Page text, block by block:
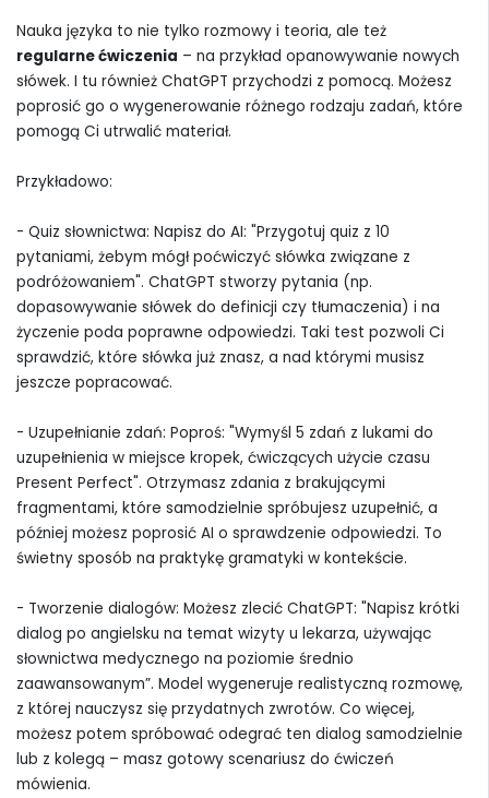
Nauka języka to nie tylko rozmowy i teoria, ale też
regularne ćwiczenia – na przykład opanowywanie nowych
słówek. I tu również ChatGPT przychodzi z pomocą. Możesz
poprosić go o wygenerowanie różnego rodzaju zadań, które
pomogą Ci utrwalić materiał.
Przykładowo:
- Quiz słownictwa: Napisz do AI: "Przygotuj quiz z 10
pytaniami, żebym mógł poćwiczyć słówka związane z
podróżowaniem". ChatGPT stworzy pytania (np.
dopasowywanie słówek do definicji czy tłumaczenia) i na
życzenie poda poprawne odpowiedzi. Taki test pozwoli Ci
sprawdzić, które słówka już znasz, a nad którymi musisz
jeszcze popracować.
- Uzupełnianie zdań: Poproś: "Wymyśl 5 zdań z lukami do
uzupełnienia w miejsce kropek, ćwiczących użycie czasu
Present Perfect". Otrzymasz zdania z brakującymi
fragmentami, które samodzielnie spróbujesz uzupełnić, a
później możesz poprosić AI o sprawdzenie odpowiedzi. To
świetny sposób na praktykę gramatyki w kontekście.
- Tworzenie dialogów: Możesz zlecić ChatGPT: "Napisz krótki
dialog po angielsku na temat wizyty u lekarza, używając
słownictwa medycznego na poziomie średnio
zaawansowanym”. Model wygeneruje realistyczną rozmowę,
z której nauczysz się przydatnych zwrotów. Co więcej,
możesz potem spróbować odegrać ten dialog samodzielnie
lub z kolegą – masz gotowy scenariusz do ćwiczeń
mówienia.